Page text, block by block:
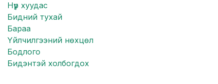
Нүүр хуудас
Бидний тухай
Бараа
Үйлчилгээний нөхцөл
Бодлого
Бидэнтэй холбогдох